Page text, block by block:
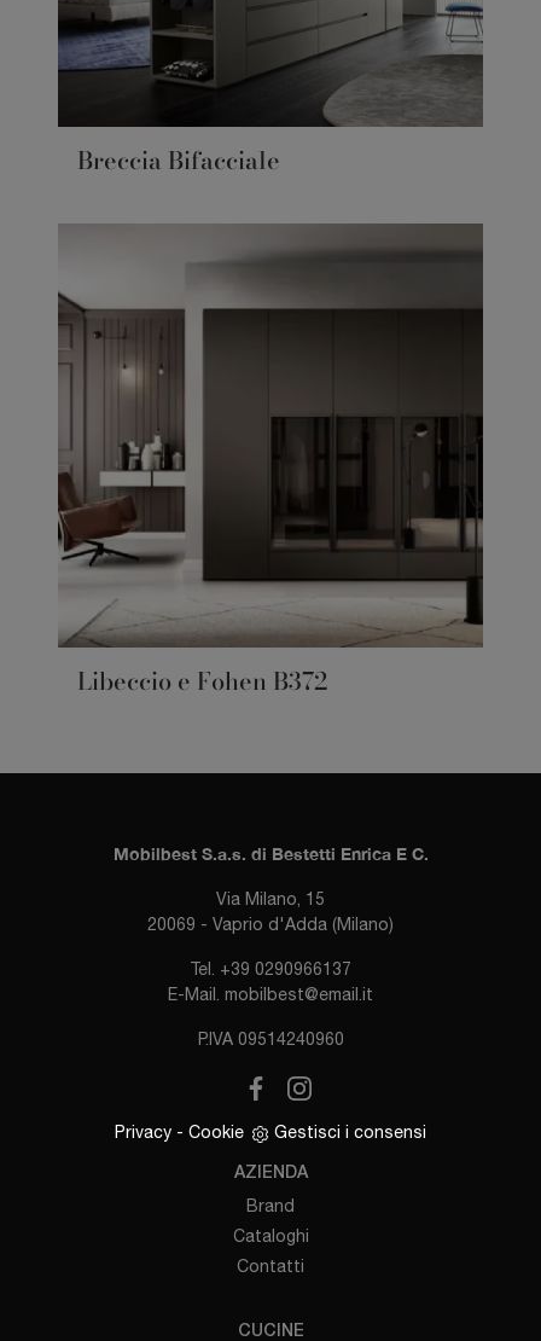
Breccia Bifacciale
Libeccio e Fohen B372
Mobilbest S.a.s. di Bestetti Enrica E C.
Via Milano, 15
20069 - Vaprio d'Adda (Milano)
Tel. +39 0290966137
E-Mail. mobilbest@email.it
P.IVA 09514240960
Privacy - Cookie Gestisci i consensi
AZIENDA
Brand
Cataloghi
Contatti
CUCINE